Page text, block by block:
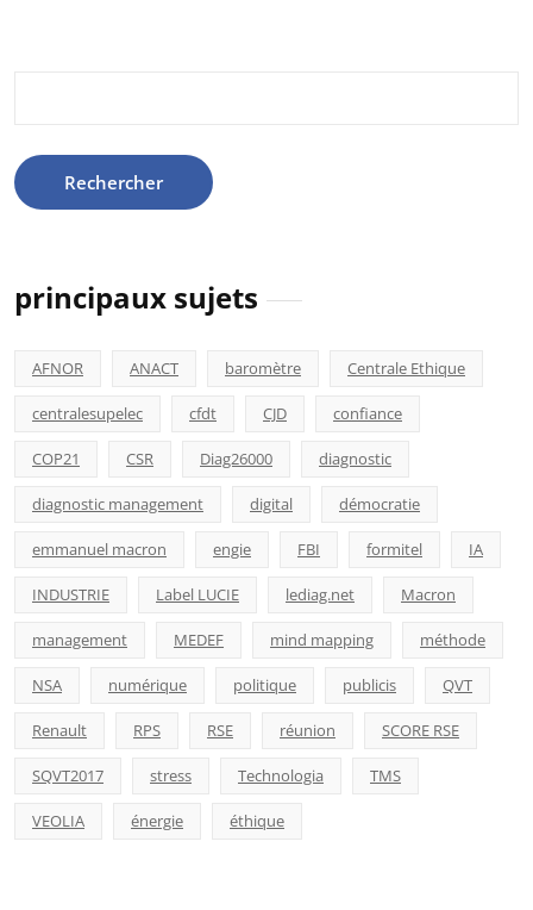
principaux sujets
AFNOR ANACT baromètre Centrale Ethique
centralesupelec cfdt CJD confiance
COP21 CSR Diag26000 diagnostic
diagnostic management digital démocratie
emmanuel macron engie FBI formitel IA
INDUSTRIE Label LUCIE lediag.net Macron
management MEDEF mind mapping méthode
NSA numérique politique publicis QVT
Renault RPS RSE réunion SCORE RSE
SQVT2017 stress Technologia TMS
VEOLIA énergie éthique